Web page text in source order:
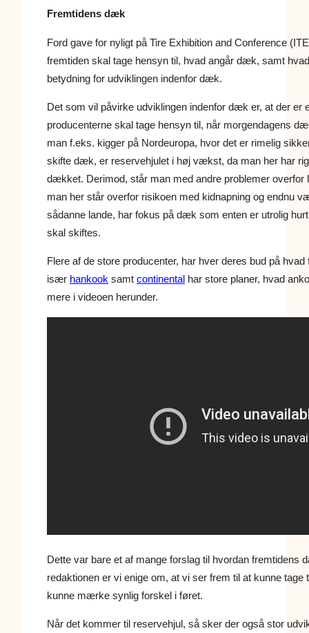
Fremtidens dæk
Ford gave for nyligt på Tire Exhibition and Conference
fremtiden skal tage hensyn til, hvad angår dæk, samt
betydning for udviklingen indenfor dæk.
Det som vil påvirke udviklingen indenfor dæk er, at der er
producenterne skal tage hensyn til, når morgendagens
man f.eks. kigger på Nordeuropa, hvor det er rimelig
skifte dæk, er reservehjulet i høj vækst, da man her har
dækket. Derimod, står man med andre problemer overfor
man her står overfor risikoen med kidnapning og endnu
sådanne lande, har fokus på dæk som enten er utrolig
skal skiftes.
Flere af de store producenter, har hver deres bud på
især hankook samt continental har store planer, hvad
mere i videoen herunder.
Dette var bare et af mange forslag til hvordan fremtidens
redaktionen er vi enige om, at vi ser frem til at kunne tage
kunne mærke synlig forskel i føret.
Når det kommer til reservehjul, så sker der også stor